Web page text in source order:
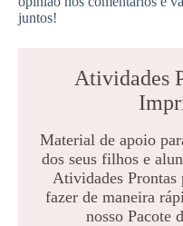
juntos!
Atividades
Material de apoio
dos seus filhos e
Atividades
fazer de maneira
nosso Pacote